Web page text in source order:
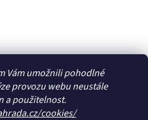
Vám umožnili pohodlné
provozu webu neustále
a použitelnost.
cookies/